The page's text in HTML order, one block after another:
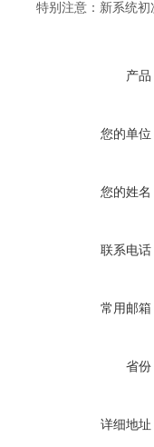
特别注意： 新系统
产品
您的单位
您的姓名
联系电话
常用邮箱
省份
详细地址